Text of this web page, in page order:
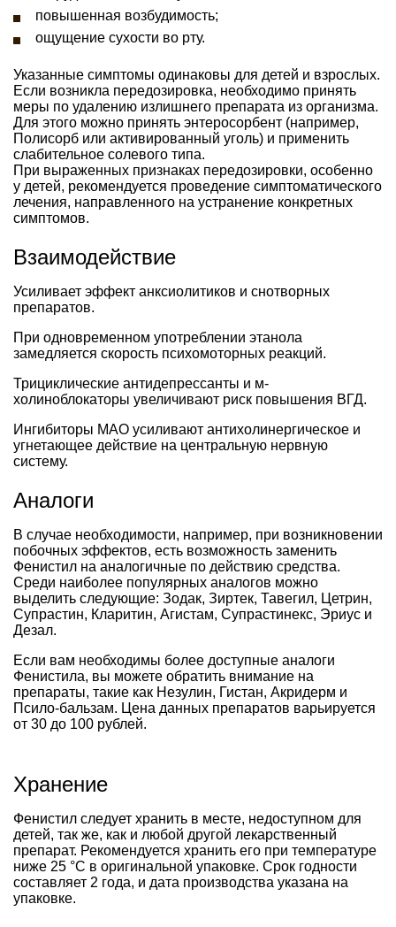
повышенная возбудимость;
ощущение сухости во рту.
Указанные симптомы одинаковы для детей и взрослых.
Если возникла передозировка, необходимо принять
меры по удалению излишнего препарата из организма.
Для этого можно принять энтеросорбент (например,
Полисорб или активированный уголь) и применить
слабительное солевого типа.
При выраженных признаках передозировки, особенно
у детей, рекомендуется проведение симптоматического
лечения, направленного на устранение конкретных
симптомов.
Взаимодействие
Усиливает эффект анксиолитиков и снотворных
препаратов.
При одновременном употреблении этанола
замедляется скорость психомоторных реакций.
Трициклические антидепрессанты и м-
холиноблокаторы увеличивают риск повышения ВГД.
Ингибиторы МАО усиливают антихолинергическое и
угнетающее действие на центральную нервную
систему.
Аналоги
В случае необходимости, например, при возникновении
побочных эффектов, есть возможность заменить
Фенистил на аналогичные по действию средства.
Среди наиболее популярных аналогов можно
выделить следующие: Зодак, Зиртек, Тавегил, Цетрин,
Супрастин, Кларитин, Агистам, Супрастинекс, Эриус и
Дезал.
Если вам необходимы более доступные аналоги
Фенистила, вы можете обратить внимание на
препараты, такие как Незулин, Гистан, Акридерм и
Псило-бальзам. Цена данных препаратов варьируется
от 30 до 100 рублей.
Хранение
Фенистил следует хранить в месте, недоступном для
детей, так же, как и любой другой лекарственный
препарат. Рекомендуется хранить его при температуре
ниже 25 °C в оригинальной упаковке. Срок годности
составляет 2 года, и дата производства указана на
упаковке.